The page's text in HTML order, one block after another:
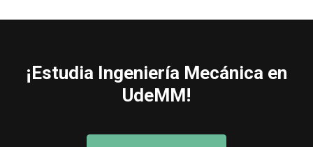
¡Estudia Ingeniería Mecánica en
UdeMM!